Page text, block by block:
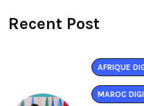
Recent Post
AFRIQUE
MAROC